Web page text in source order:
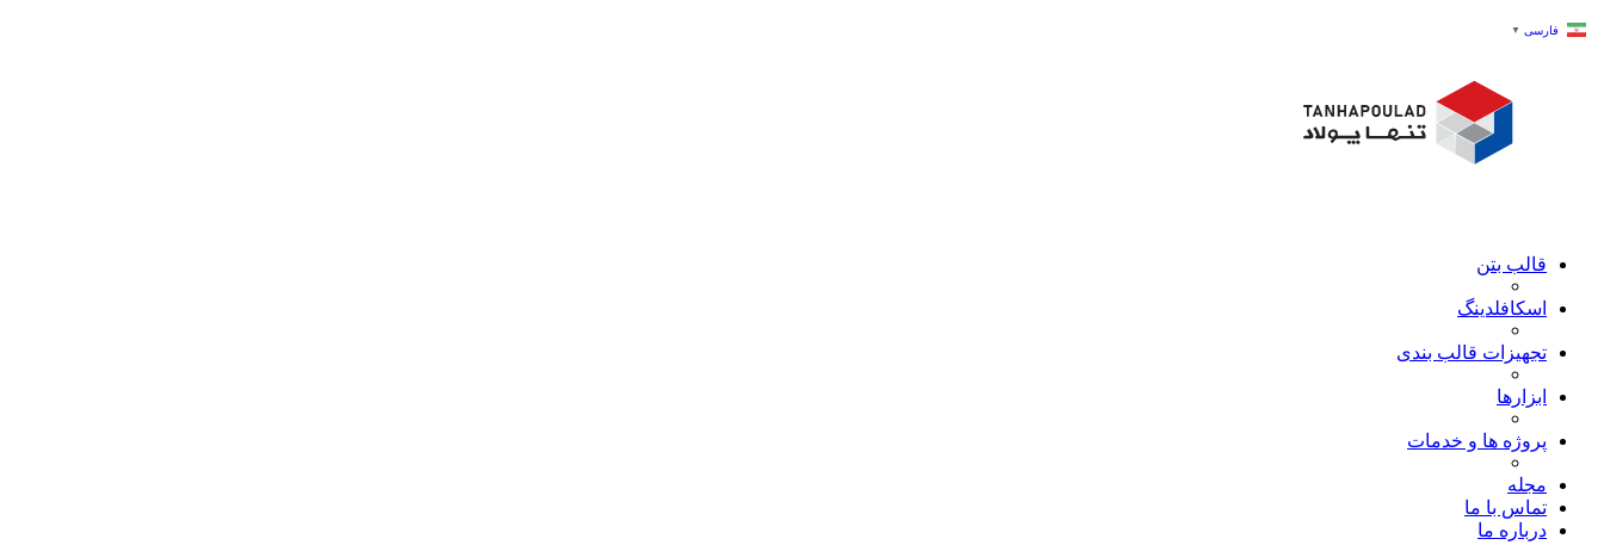
قالب بتن
اسکافلدینگ
تجهیزات قالب بندی
ابزارها
پروژه ها و خدمات
مجله
تماس با ما
درباره ما
فارسی ▼